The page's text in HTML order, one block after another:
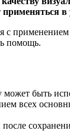
помощь.
быть
всех